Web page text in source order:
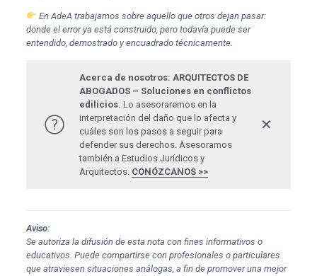
En AdeA trabajamos sobre aquello que otros dejan pasar:
donde el error ya está construido, pero todavía puede ser
entendido, demostrado y encuadrado técnicamente.
Acerca de nosotros: ARQUITECTOS DE
ABOGADOS – Soluciones en conflictos
edilicios. Lo asesoraremos en la
interpretación del daño que lo afecta y
cuáles son los pasos a seguir para
defender sus derechos. Asesoramos
también a Estudios Jurídicos y
Arquitectos. CONÓZCANOS >>
✕
Aviso:
Se autoriza la difusión de esta nota con fines informativos o
educativos. Puede compartirse con profesionales o particulares
que atraviesen situaciones análogas, a fin de promover una mejor